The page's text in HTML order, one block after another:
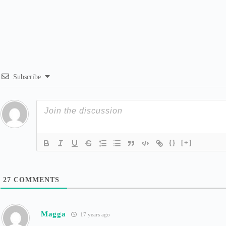
Subscribe
{} [+]
27 COMMENTS
Magga 17 years ago